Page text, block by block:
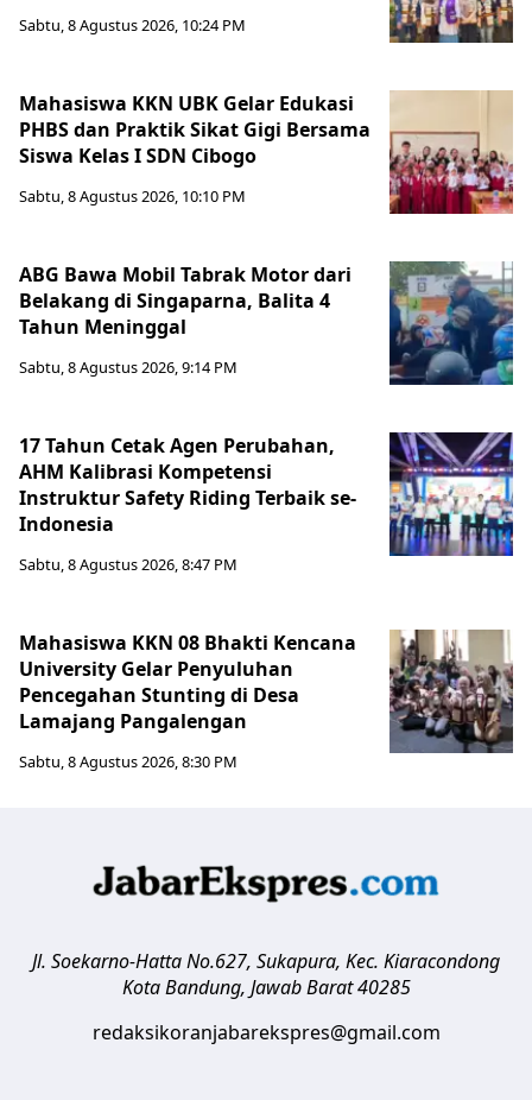
Sabtu, 8 Agustus 2026, 10:24 PM
Mahasiswa KKN UBK Gelar Edukasi
PHBS dan Praktik Sikat Gigi Bersama
Siswa Kelas I SDN Cibogo
Sabtu, 8 Agustus 2026, 10:10 PM
ABG Bawa Mobil Tabrak Motor dari
Belakang di Singaparna, Balita 4
Tahun Meninggal
Sabtu, 8 Agustus 2026, 9:14 PM
17 Tahun Cetak Agen Perubahan,
AHM Kalibrasi Kompetensi
Instruktur Safety Riding Terbaik se-
Indonesia
Sabtu, 8 Agustus 2026, 8:47 PM
Mahasiswa KKN 08 Bhakti Kencana
University Gelar Penyuluhan
Pencegahan Stunting di Desa
Lamajang Pangalengan
Sabtu, 8 Agustus 2026, 8:30 PM
Jl. Soekarno-Hatta No.627, Sukapura, Kec. Kiaracondong
Kota Bandung, Jawab Barat 40285
redaksikoranjabarekspres@gmail.com